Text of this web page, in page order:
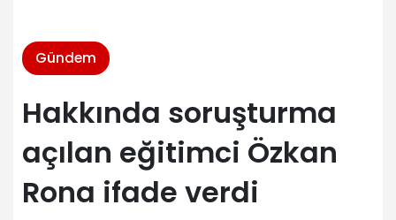
Gündem
Hakkında soruşturma
açılan eğitimci Özkan
Rona ifade verdi